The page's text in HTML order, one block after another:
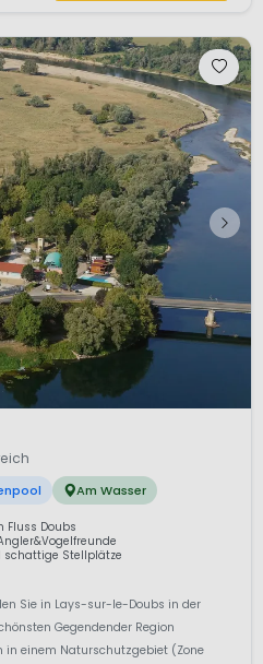
Am Wasser
Fluss Doubs
schattige Stellplätze
Sie in Lays-sur-le-Doubs in der
Gegendender Region
in einem Naturschutzgebiet (Zone